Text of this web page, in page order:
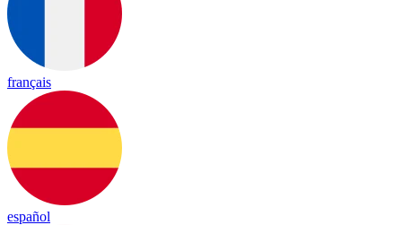
français
español